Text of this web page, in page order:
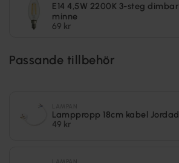
E14 4,5W 2200K 3-steg dimbar
minne
69 kr
Passande tillbehör
Lamppropp 18cm kabel Jordad
49 kr